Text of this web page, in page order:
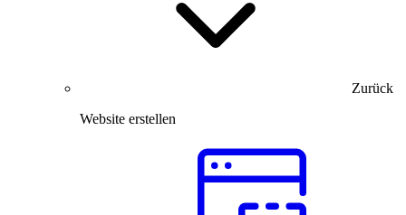
Zurück
Website erstellen